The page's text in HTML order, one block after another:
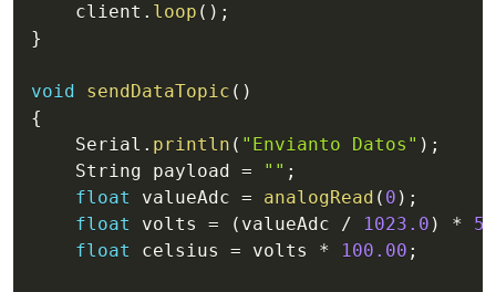
    client
. loop ( ) ;
}
void sendDataTopic ( )
{
    Serial
. println ( "Envianto Datos" ) ;
    String payload
= "" ;
float
valueAdc = analogRead ( 0 ) ;
float
volts = ( valueAdc / 1023.0 ) * 5
float
celsius = volts * 100.00 ;